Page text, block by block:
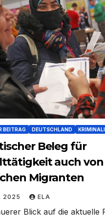
BEITRAG DEUTSCHLAND
Beleg für
auch von
Migranten
2025 ELA
Blick auf die aktuelle